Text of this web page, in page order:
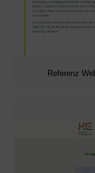
Referenz